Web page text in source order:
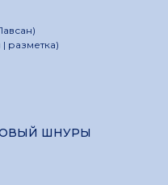
разметка)
ШНУРЫ